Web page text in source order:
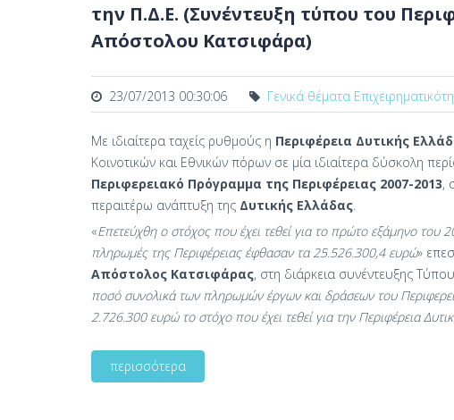
την Π.Δ.Ε. (Συνέντευξη τύπου του
Απόστολου Κατσιφάρα)
23/07/2013 00:30:06 Γενικά θέματα
Με ιδιαίτερα ταχείς ρυθμούς η Περιφέρεια Δυτικής
Κοινοτικών και Εθνικών πόρων σε μία ιδιαίτερα δύσκολη
Περιφερειακό Πρόγραμμα της Περιφέρειας 2007-2013,
περαιτέρω ανάπτυξη της Δυτικής Ελλάδας.
«Επετεύχθη ο στόχος που έχει τεθεί για το πρώτο εξάμηνο
πληρωμές της Περιφέρειας έφθασαν τα 25.526.300,4 ευρώ»
Απόστολος Κατσιφάρας, στη διάρκεια συνέντευξης
ποσό συνολικά των πληρωμών έργων και δράσεων του
2.726.300 ευρώ το στόχο που έχει τεθεί για την Περιφέρεια
περισσότερα